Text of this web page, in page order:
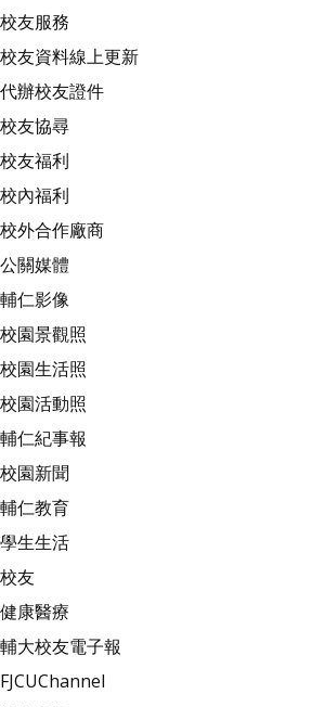
校友服務
校友資料線上更新
代辦校友證件
校友協尋
校友福利
校內福利
校外合作廠商
公關媒體
輔仁影像
校園景觀照
校園生活照
校園活動照
輔仁紀事報
校園新聞
輔仁教育
學生生活
校友
健康醫療
輔大校友電子報
FJCUChannel